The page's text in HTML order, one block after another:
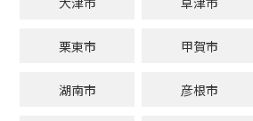
栗東市 甲賀市
湖南市 彦根市